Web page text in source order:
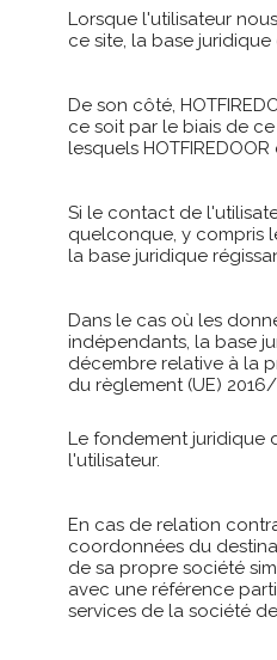
Lorsque l'utilisateur
ce site, la base
De son côté,
ce soit par le biais de
lesquels
Si le contact de
quelconque, y compris
la base juridique
Dans le cas où les
indépendants, la base
décembre relative à la
du règlement (UE)
Le fondement juridique
l'utilisateur.
En cas de relation
coordonnées du
de sa propre société
avec une référence
services de la société